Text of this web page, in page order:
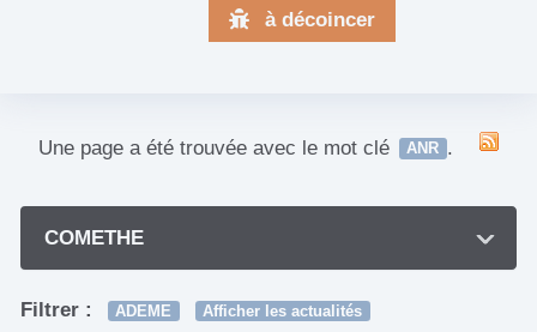
à décoincer
Une page a été trouvée avec le mot clé ANR .
COMETHE
Filtrer : ADEME
Afficher les actualités